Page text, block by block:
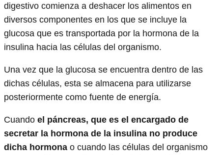
digestivo comienza a deshacer los alimentos en
diversos componentes en los que se incluye la
glucosa que es transportada por la hormona de la
insulina hacia las células del organismo.
Una vez que la glucosa se encuentra dentro de las
dichas células, esta se almacena para utilizarse
posteriormente como fuente de energía.
Cuando el páncreas, que es el encargado de
secretar la hormona de la insulina no produce
dicha hormona o cuando las células del organismo